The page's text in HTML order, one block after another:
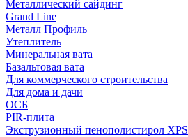
Металлический сайдинг
Grand Line
Металл Профиль
Утеплитель
Минеральная вата
Базальтовая вата
Для коммерческого строительства
Для дома и дачи
ОСБ
PIR-плита
Экструзионный пенополистирол XPS